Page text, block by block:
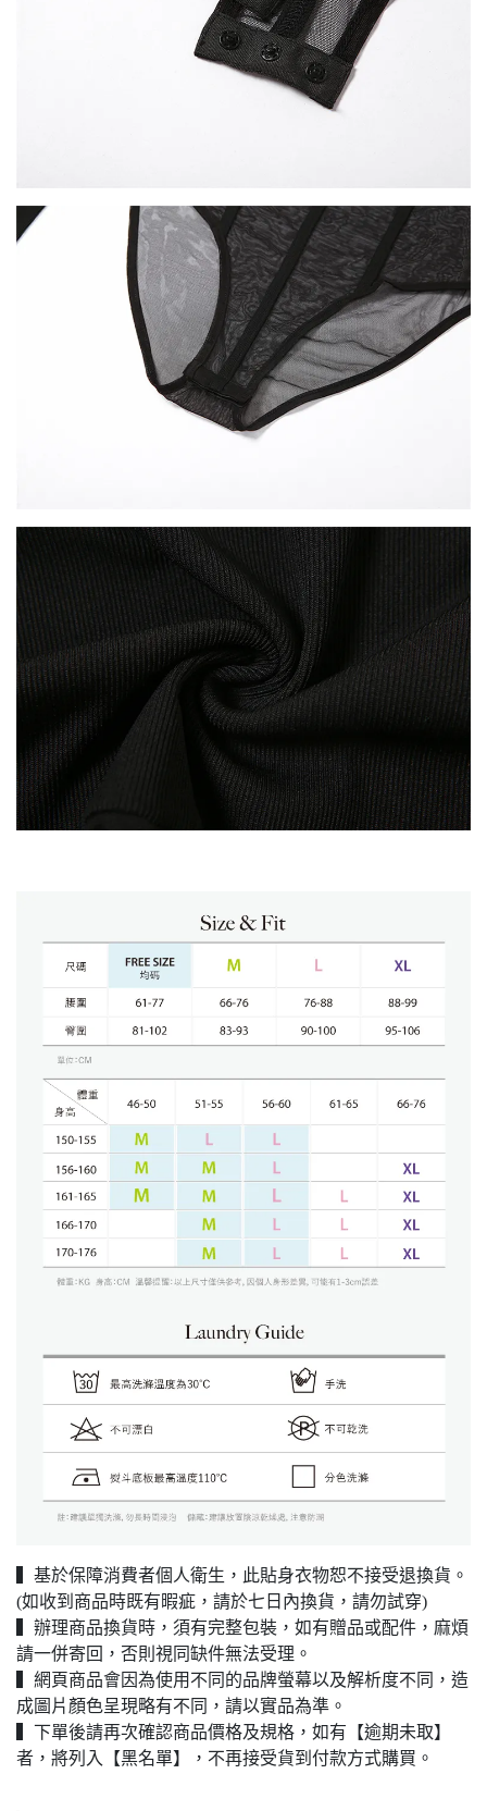
▍基於保障消費者個人衛生，此貼身衣物恕不接受退換貨。
(如收到商品時既有暇疵，請於七日內換貨，請勿試穿)
▍辦理商品換貨時，須有完整包裝，如有贈品或配件，麻煩
請一併寄回，否則視同缺件無法受理。
▍網頁商品會因為使用不同的品牌螢幕以及解析度不同，造
成圖片顏色呈現略有不同，請以實品為準。
▍下單後請再次確認商品價格及規格，如有【逾期未取】
者，將列入【黑名單】，不再接受貨到付款方式購買。